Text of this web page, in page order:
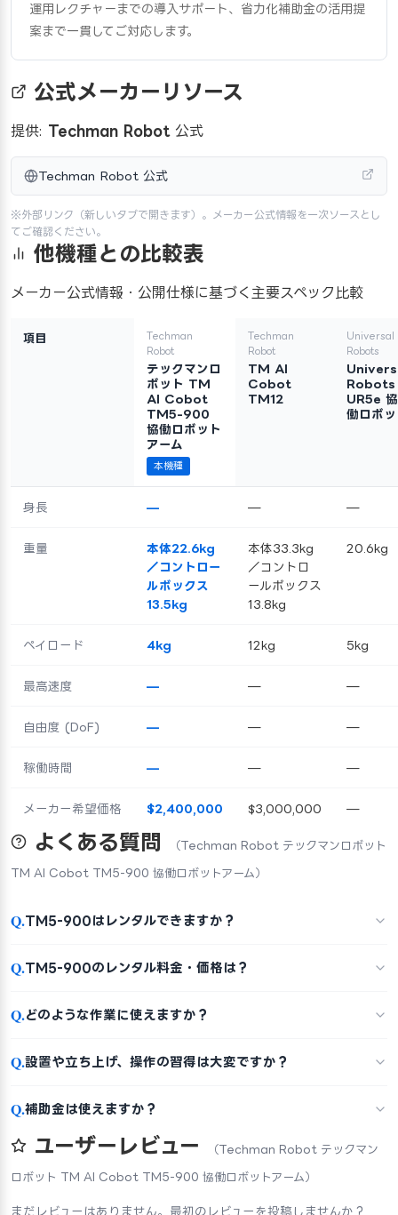
運用レクチャーまでの導入サポート、省力化補助金の活用提
案まで一貫してご対応します。
公式メーカーリソース
提供: Techman Robot 公式
Techman Robot 公式
※外部リンク（新しいタブで開きます）。メーカー公式情報を一次ソースとし
てご確認ください。
他機種との比較表
メーカー公式情報・公開仕様に基づく主要スペック比較
項目
Techman
Robot
テックマンロ
ボット TM
AI Cobot
TM5-900
協働ロボット
アーム
本機種
Techman
Robot
TM AI
Cobot
TM12
Universal
Robots
Robots
UR5e 協
働ロボ
身長 — — —
重量
本体22.6kg
／コントロー
ルボックス
13.5kg
本体33.3kg
／コントロ
ールボックス
13.8kg
20.6kg
ペイロード 4kg 12kg 5kg
最高速度 — — —
自由度 (DoF) — — —
稼働時間 — — —
メーカー希望価格 $2,400,000 $3,000,000 —
よくある質問 （Techman Robot テックマンロボット
TM AI Cobot TM5-900 協働ロボットアーム）
Q.TM5-900はレンタルできますか？
Q.TM5-900のレンタル料金・価格は？
Q.どのような作業に使えますか？
Q.設置や立ち上げ、操作の習得は大変ですか？
Q.補助金は使えますか？
ユーザーレビュー （Techman Robot テックマン
ロボット TM AI Cobot TM5-900 協働ロボットアーム）
まだレビューはありません。最初のレビューを投稿しませんか？